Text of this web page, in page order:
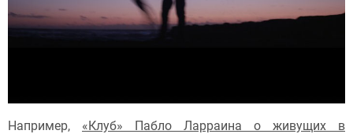
Например, «Клуб» Пабло Ларраина о живущих в